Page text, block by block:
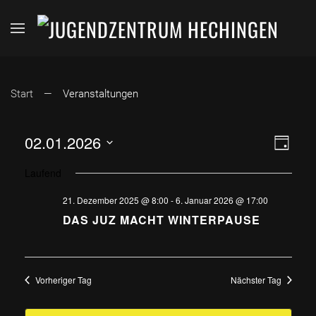
Start Veranstaltungen
Tag
02.01.2026
21. Dezember 2025 @ 8:00 -6. Januar 2026 @ 17:00
DAS JUZ MACHT WINTERPAUSE
Vorheriger Tag Nächster Tag